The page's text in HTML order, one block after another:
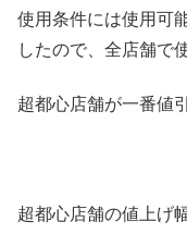
使用条件には使用可
したので、全店舗で
超都心店舗が一番値
超都心店舗の値上げ